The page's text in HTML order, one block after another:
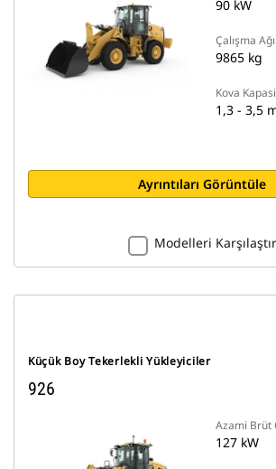
90 kW
Çalışma
9865 kg
Kova
1,3 - 3,5
Ayrıntıları Görüntüle
Modelleri Karşılaştır
Küçük Boy Tekerlekli Yükleyiciler
926
Azami Brüt
127 kW